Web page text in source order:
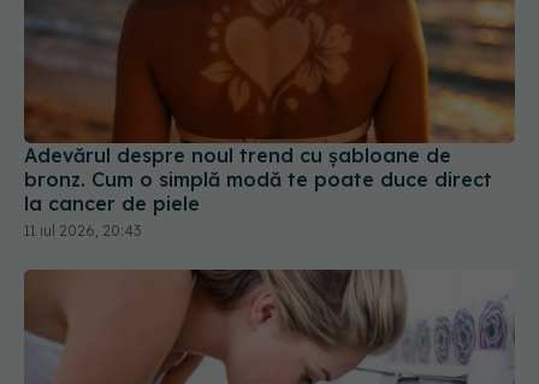
Adevărul despre noul trend cu șabloane de
bronz. Cum o simplă modă te poate duce direct
la cancer de piele
11 iul 2026, 20:43